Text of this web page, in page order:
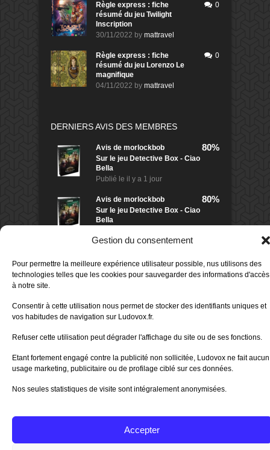
Gestion du consentement
Pour permettre la meilleure expérience utilisateur possible, nus utilisons des
technologies telles que les cookies pour sauvegarder des informations d'accès
à notre site.
Consentir à cette utilisation nous permet de stocker des identifiants uniques et
vos habitudes de navigation sur Ludovox.fr.
Refuser cette utilisation peut dégrader l'affichage du site ou de ses fonctions.
Etant fortement engagé contre la publicité non sollicitée, Ludovox ne fait aucun
usage marketing, publicitaire ou de profilage ciblé sur ces données.
Nos seules statistiques de visite sont intégralement anonymisées.
Accepter
Règle express : fiche
résumé du jeu Twilight
Inscription
30/11/2022 by mattravel
0
Règle express : fiche
résumé du jeu Lorenzo Le
magnifique
04/11/2022 by mattravel
0
DERNIERS AVIS DES MEMBRES
Avis de morlockbob
Sur le jeu Detective Box - Ciao
Bella
Publié le il y a 1 jour
80%
Avis de morlockbob
Sur le jeu Detective Box - Ciao
Bella
80%
Sur le jeu Aeterna
Publié le il y a 2 jours
Sur le jeu Horreur à Arkham :
Le Jeu de
Charte Editeur| Nos Partenaires| Fat Media © 2013 All